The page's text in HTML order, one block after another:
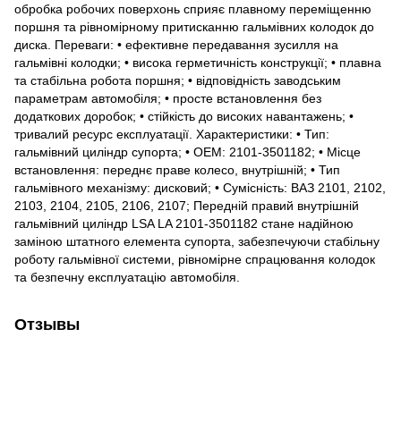
обробка робочих поверхонь сприяє плавному переміщенню
поршня та рівномірному притисканню гальмівних колодок до
диска. Переваги: • ефективне передавання зусилля на
гальмівні колодки; • висока герметичність конструкції; • плавна
та стабільна робота поршня; • відповідність заводським
параметрам автомобіля; • просте встановлення без
додаткових доробок; • стійкість до високих навантажень; •
тривалий ресурс експлуатації. Характеристики: • Тип:
гальмівний циліндр супорта; • ОЕМ: 2101-3501182; • Місце
встановлення: переднє праве колесо, внутрішній; • Тип
гальмівного механізму: дисковий; • Сумісність: ВАЗ 2101, 2102,
2103, 2104, 2105, 2106, 2107; Передній правий внутрішній
гальмівний циліндр LSA LA 2101-3501182 стане надійною
заміною штатного елемента супорта, забезпечуючи стабільну
роботу гальмівної системи, рівномірне спрацювання колодок
та безпечну експлуатацію автомобіля.
Отзывы